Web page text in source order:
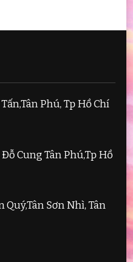
Phú, Tp Hồ Chí
Cung Tân Phú,Tp Hồ
Quý,Tân Sơn Nhì, Tân